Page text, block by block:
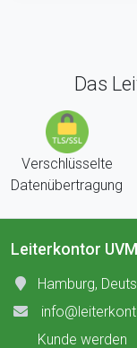
Das
Verschlüsselte
Datenübertragung
Leiterkontor
Hamburg,
Kunde werden